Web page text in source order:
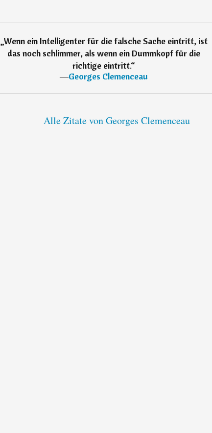
„Wenn ein Intelligenter für die falsche Sache eintritt, ist
das noch schlimmer, als wenn ein Dummkopf für die
richtige eintritt.“
―Georges Clemenceau
Alle Zitate von Georges Clemenceau